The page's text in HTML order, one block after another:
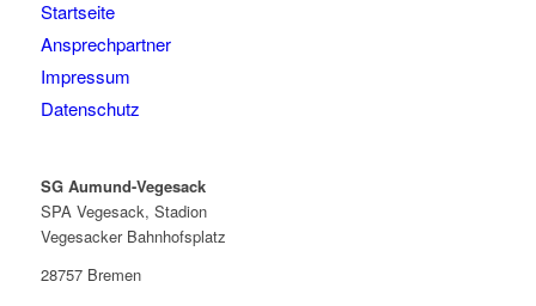
Startseite
Ansprechpartner
Impressum
Datenschutz
SG Aumund-Vegesack
SPA Vegesack, Stadion
Vegesacker Bahnhofsplatz
28757 Bremen